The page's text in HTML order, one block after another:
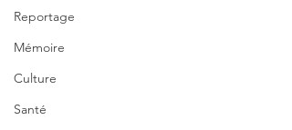
Reportage
Mémoire
Culture
Santé